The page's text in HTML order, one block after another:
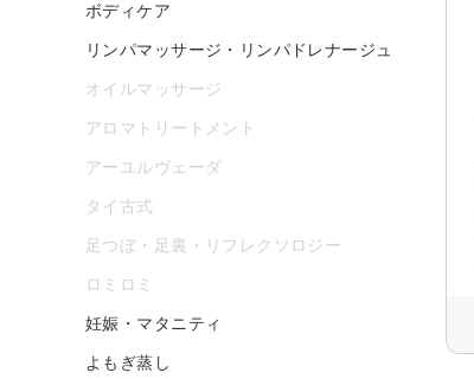
ボディケア
リンパマッサージ・リンパドレナージュ
オイルマッサージ
アロマトリートメント
アーユルヴェーダ
タイ古式
足つぼ・足裏・リフレクソロジー
ロミロミ
妊娠・マタニティ
よもぎ蒸し